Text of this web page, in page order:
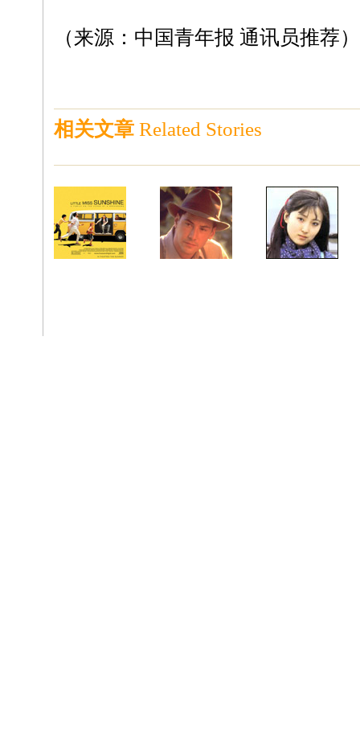
（来源：中国青年报 通讯员推荐）
相关文章 Related Stories